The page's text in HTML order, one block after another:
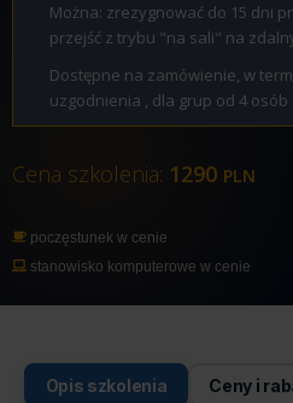
Można: zrezygnować do 15 dni
przejść z trybu "na sali" na
Dostępne na zamówienie, w
uzgodnienia , dla grup od 4 osób .
Cena szkolenia: 1290 PLN
poczęstunek w cenie
stanowisko komputerowe w cenie
Opis szkolenia Ceny i